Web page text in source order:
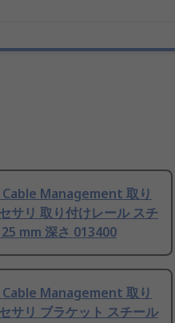
Management 取り
サリ 取り付けレール スチ
mm 深さ 013400
Management 取り
サリ ブラケット スチール